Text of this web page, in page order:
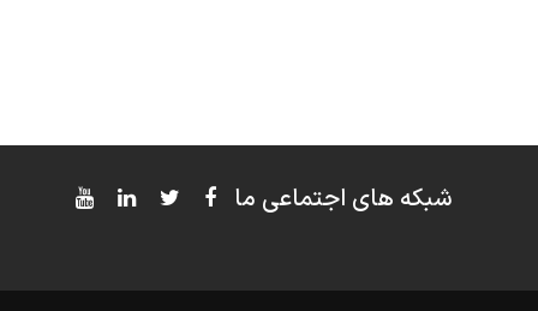
شبکه های اجتماعی ما